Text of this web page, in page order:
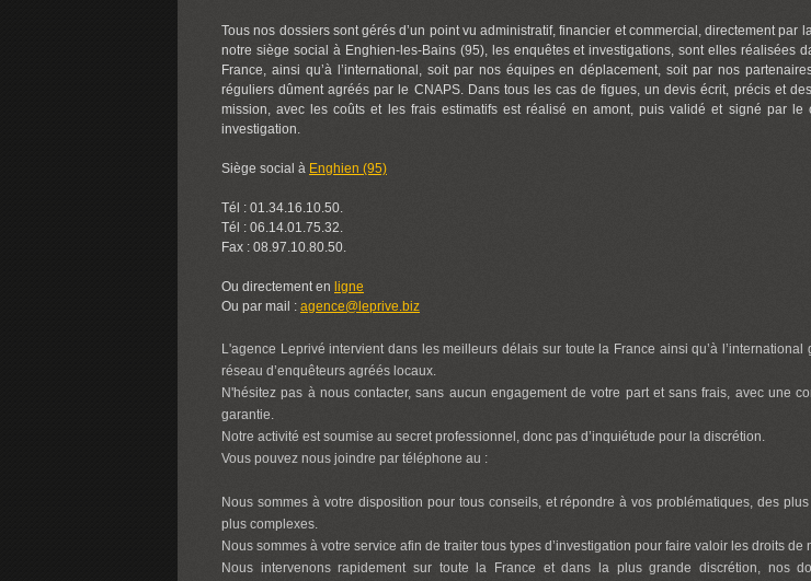
Tous nos dossiers sont gérés d’un point vu administratif, financier et commercial, directement par
notre siège social à Enghien-les-Bains (95), les enquêtes et investigations, sont elles réalisées
France, ainsi qu’à l’international, soit par nos équipes en déplacement, soit par nos
réguliers dûment agréés par le CNAPS. Dans tous les cas de figues, un devis écrit, précis et
mission, avec les coûts et les frais estimatifs est réalisé en amont, puis validé et signé par le
investigation.
Siège social à Enghien (95)
Tél : 01.34.16.10.50.
Tél : 06.14.01.75.32.
Fax : 08.97.10.80.50.
Ou directement en ligne
Ou par mail : agence@leprive.biz
L'agence Leprivé intervient dans les meilleurs délais sur toute la France ainsi qu’à l’international
réseau d’enquêteurs agréés locaux.
N'hésitez pas à nous contacter, sans aucun engagement de votre part et sans frais, avec une
garantie.
Notre activité est soumise au secret professionnel, donc pas d’inquiétude pour la discrétion.
Vous pouvez nous joindre par téléphone au :
Nous sommes à votre disposition pour tous conseils, et répondre à vos problématiques, des
plus complexes.
Nous sommes à votre service afin de traiter tous types d’investigation pour faire valoir les droits de
Nous intervenons rapidement sur toute la France et dans la plus grande discrétion, nos